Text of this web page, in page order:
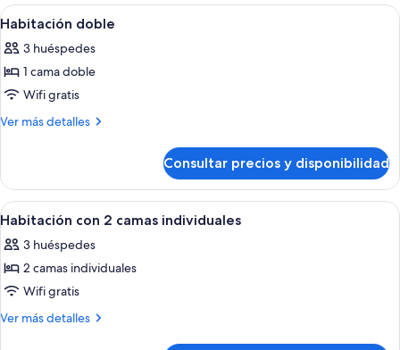
Abrir
todas
las
fotos
de
Habitación
Un dormitorio con una cama de
11
Habitación doble
3 huéspedes
1 cama doble
Wifi gratis
Ver más detalles
Más
doble
Consultar precios y disponibilidad
Abrir
todas
las
fotos
de
Habitación
Una habitación con dos camas de
4
Habitación con 2 camas individuales
3 huéspedes
2 camas individuales
Wifi gratis
Ver más detalles
Más